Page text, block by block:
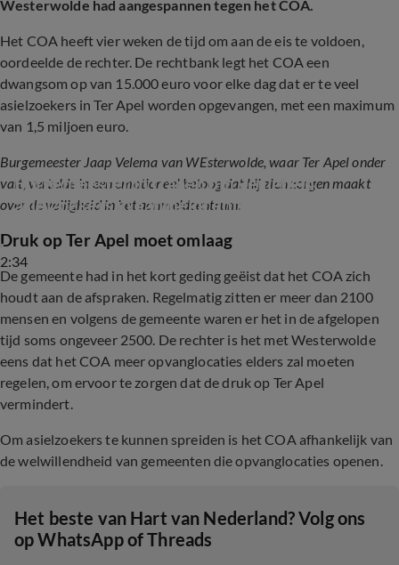
Westerwolde had aangespannen tegen het COA.
Het COA heeft vier weken de tijd om aan de eis te voldoen,
oordeelde de rechter. De rechtbank legt het COA een
dwangsom op van 15.000 euro voor elke dag dat er te veel
asielzoekers in Ter Apel worden opgevangen, met een maximum
van 1,5 miljoen euro.
Burgemeester Jaap Velema van WEsterwolde, waar Ter Apel onder
valt, vertelde in een emotioneel betoog dat hij zich zorgen maakt
over de veiligheid in het aanmeldcentrum:
2:34
Burgemeester in tranen om veiligheid
asielzoekers in aanmeldcentrum Ter Apel
Druk op Ter Apel moet omlaag
De gemeente had in het kort geding geëist dat het COA zich
houdt aan de afspraken. Regelmatig zitten er meer dan 2100
mensen en volgens de gemeente waren er het in de afgelopen
tijd soms ongeveer 2500. De rechter is het met Westerwolde
eens dat het COA meer opvanglocaties elders zal moeten
regelen, om ervoor te zorgen dat de druk op Ter Apel
vermindert.
Om asielzoekers te kunnen spreiden is het COA afhankelijk van
de welwillendheid van gemeenten die opvanglocaties openen.
Het beste van Hart van Nederland? Volg ons
op WhatsApp of Threads